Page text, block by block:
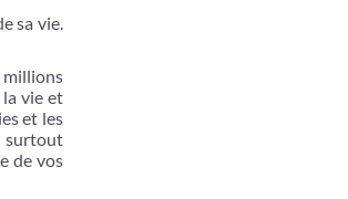
sa vie.
millions
la vie et
et les
surtout
de vos